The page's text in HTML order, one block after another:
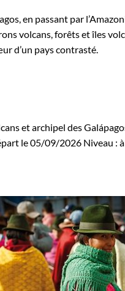
en passant par
volcans, forêts et îles
d’un pays contrasté.
et archipel des
le 05/09/2026 Niveau :